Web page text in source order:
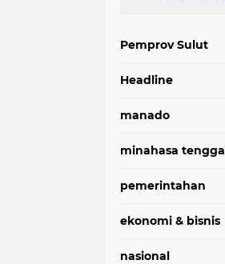
Pemprov Sulut
Headline
manado
minahasa
pemerintahan
ekonomi & bisnis
nasional